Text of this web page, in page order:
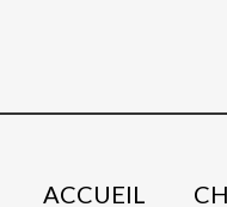
ACCUEIL